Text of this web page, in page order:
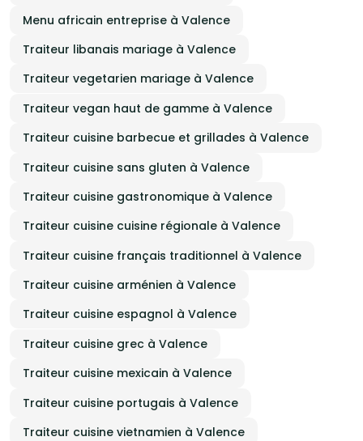
Menu africain entreprise à Valence
Traiteur libanais mariage à Valence
Traiteur vegetarien mariage à Valence
Traiteur vegan haut de gamme à Valence
Traiteur cuisine barbecue et grillades à Valence
Traiteur cuisine sans gluten à Valence
Traiteur cuisine gastronomique à Valence
Traiteur cuisine cuisine régionale à Valence
Traiteur cuisine français traditionnel à Valence
Traiteur cuisine arménien à Valence
Traiteur cuisine espagnol à Valence
Traiteur cuisine grec à Valence
Traiteur cuisine mexicain à Valence
Traiteur cuisine portugais à Valence
Traiteur cuisine vietnamien à Valence